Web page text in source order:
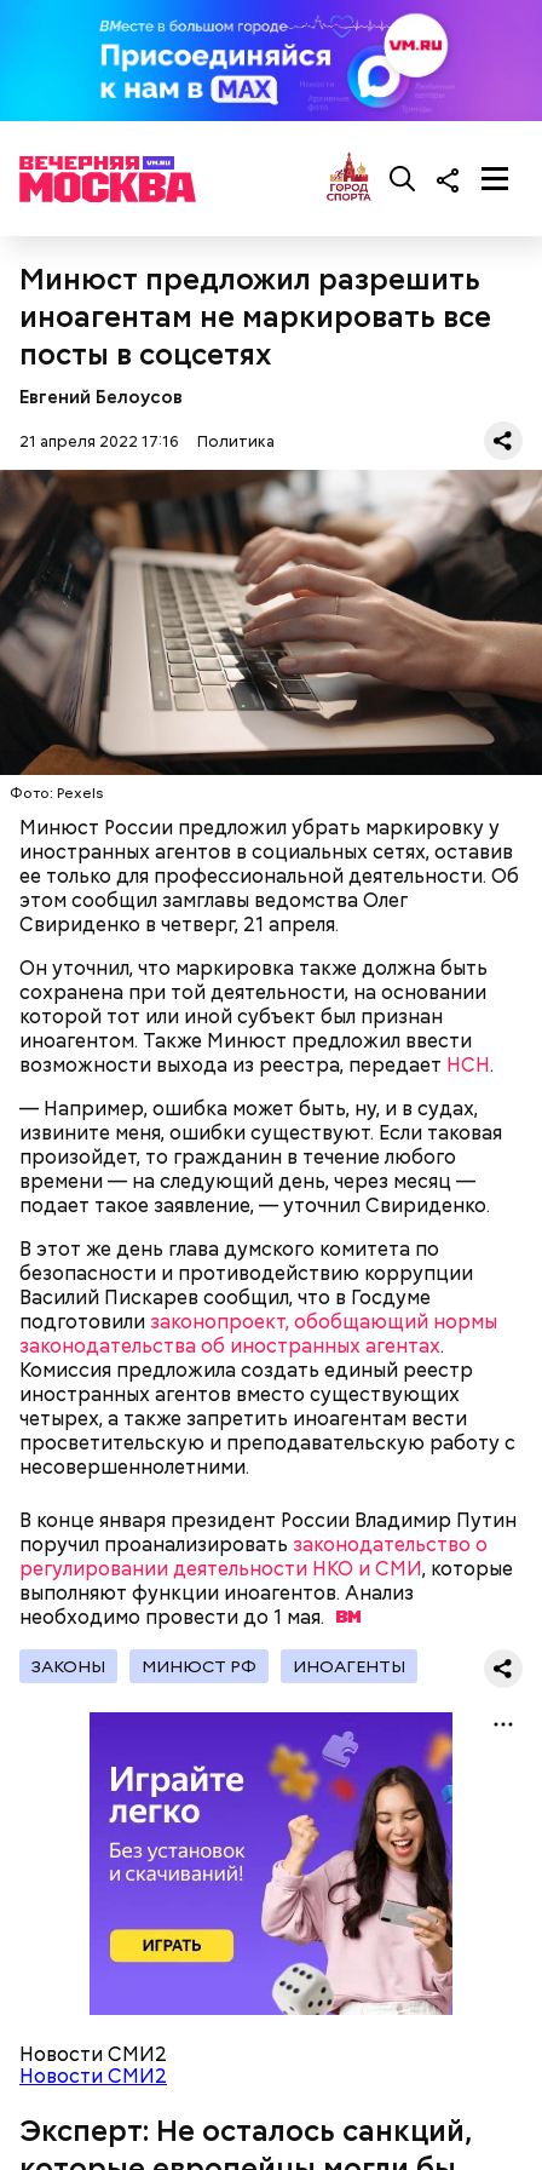
Минюст предложил разрешить
иноагентам не маркировать все
посты в соцсетях
Евгений Белоусов
21 апреля 2022 17:16 Политика
Фото: Pexels
Минюст России предложил убрать маркировку у
иностранных агентов в социальных сетях, оставив
ее только для профессиональной деятельности. Об
этом сообщил замглавы ведомства Олег
Свириденко в четверг, 21 апреля.
Он уточнил, что маркировка также должна быть
сохранена при той деятельности, на основании
которой тот или иной субъект был признан
иноагентом. Также Минюст предложил ввести
возможности выхода из реестра, передает НСН.
— Например, ошибка может быть, ну, и в судах,
извините меня, ошибки существуют. Если таковая
произойдет, то гражданин в течение любого
времени — на следующий день, через месяц —
подает такое заявление, — уточнил Свириденко.
В этот же день глава думского комитета по
безопасности и противодействию коррупции
Василий Пискарев сообщил, что в Госдуме
подготовилизаконопроект, обобщающий нормы
законодательства об иностранных агентах.
Комиссия предложила создать единый реестр
иностранных агентов вместо существующих
четырех, а также запретить иноагентам вести
просветительскую и преподавательскую работу с
несовершеннолетними.
В конце января президент России Владимир Путин
поручил проанализировать законодательство о
регулировании деятельности НКО и СМИ, которые
выполняют функции иноагентов. Анализ
необходимо провести до 1 мая.
ЗАКОНЫ МИНЮСТ РФ ИНОАГЕНТЫ
Новости СМИ2
Новости СМИ2
Эксперт: Не осталось санкций,
Россия в вопросе экспорта своих энергоресурсов
должна ориентироваться на страны, готовые
покупать отечественное голубое топливо на тех
условиях, которые диктует Москва. Параллельно
РФ стоит расширять свое влияние в газовом
сегменте на Восток. Об этом в беседе с «Вечерней
Москвой»сообщилполитолог Дмитрий Журавлев,
комментируя заявления президента Франции
Эммануэля Макрона о том, что Париж
не
нуждаетсяв российском газе.